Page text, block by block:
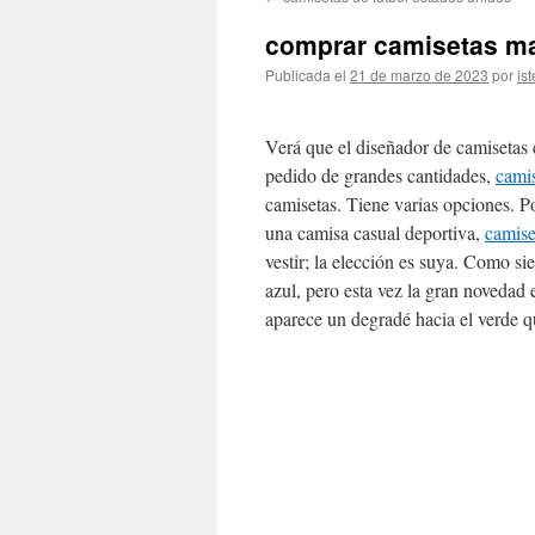
contenido
comprar camisetas
Publicada el 21 de marzo de 2023 por
Verá que el diseñador de
pedido de grandes cantidades,
camisetas. Tiene varias opciones.
una camisa casual deportiva,
vestir; la elección es suya. Como
azul, pero esta vez la gran novedad
aparece un degradé hacia el verde